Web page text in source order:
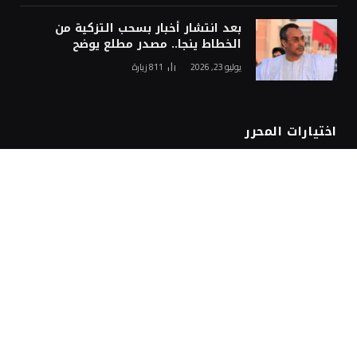
بعد انتشار أخبار بسحب التزكية من
الخطاط ينجا.. مصدر مطلع يوضح
يوليو 23, 2026 811زيارة
اختيارات المحرر